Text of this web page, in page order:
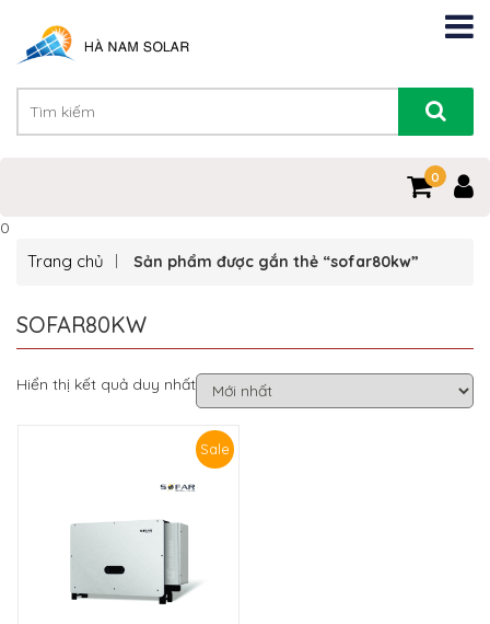
0
0
Trang chủ Sản phẩm được gắn thẻ “sofar80kw”
SOFAR80KW
Hiển thị kết quả duy nhất
Sale